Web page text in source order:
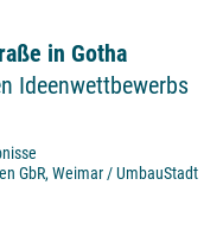
in Gotha
Ideenwettbewerbs
GbR, Weimar / UmbauStadt